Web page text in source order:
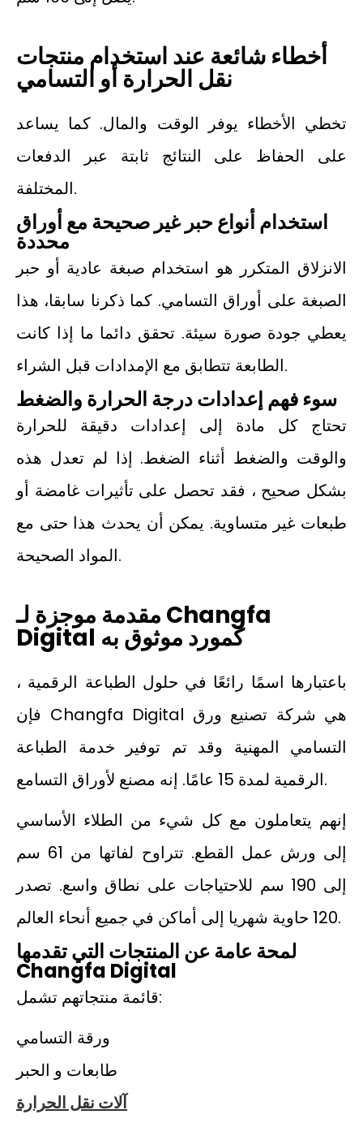
أخطاء شائعة عند استخدام منتجات
نقل الحرارة أو التسامي
تخطي الأخطاء يوفر الوقت والمال. كما يساعد
على الحفاظ على النتائج ثابتة عبر الدفعات
المختلفة.
استخدام أنواع حبر غير صحيحة مع أوراق
محددة
الانزلاق المتكرر هو استخدام صبغة عادية أو حبر
الصبغة على أوراق التسامي. كما ذكرنا سابقا، هذا
يعطي جودة صورة سيئة. تحقق دائما ما إذا كانت
الطابعة تتطابق مع الإمدادات قبل الشراء.
سوء فهم إعدادات درجة الحرارة والضغط
تحتاج كل مادة إلى إعدادات دقيقة للحرارة
والوقت والضغط أثناء الضغط. إذا لم تعدل هذه
بشكل صحيح ، فقد تحصل على تأثيرات غامضة أو
طبعات غير متساوية. يمكن أن يحدث هذا حتى مع
المواد الصحيحة.
مقدمة موجزة لـ Changfa
Digital كمورد موثوق به
باعتبارها اسمًا رائعًا في حلول الطباعة الرقمية ،
فإن Changfa Digital هي شركة تصنيع ورق
التسامي المهنية وقد تم توفير خدمة الطباعة
الرقمية لمدة 15 عامًا. إنه مصنع لأوراق التسامع.
إنهم يتعاملون مع كل شيء من الطلاء الأساسي
إلى ورش عمل القطع. تتراوح لفاتها من 61 سم
إلى 190 سم للاحتياجات على نطاق واسع. تصدر
120 حاوية شهريا إلى أماكن في جميع أنحاء العالم.
لمحة عامة عن المنتجات التي تقدمها
Changfa Digital
قائمة منتجاتهم تشمل:
ورقة التسامي
طابعات و الحبر
آلات نقل الحرارة